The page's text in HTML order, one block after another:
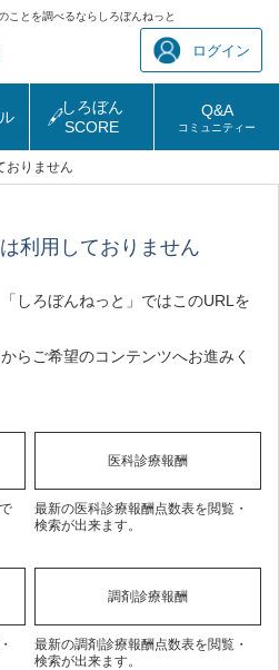
ことを調べるならしろぼんねっと
ログイン
しろぼん
SCORE
Q&A
コミュニティー
おりません
利用しておりません
しろぼんねっと」ではこのURLを
らご希望のコンテンツへお進みく
医科診療報酬
最新の医科診療報酬点数表を閲覧・
検索が出来ます。
調剤診療報酬
最新の調剤診療報酬点数表を閲覧・
検索が出来ます。